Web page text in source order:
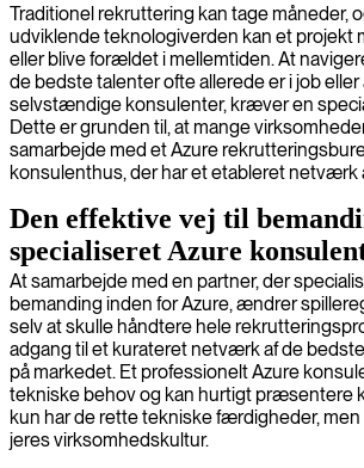
Traditionel rekruttering kan tage måneder,
udviklende teknologiverden kan et projekt
eller blive forældet i mellemtiden. At
de bedste talenter ofte allerede er i job
selvstændige konsulenter, kræver en
Dette er grunden til, at mange
samarbejde med et Azure
konsulenthus, der har et etableret netværk
Den effektive vej til
specialiseret Azure
At samarbejde med en partner, der
bemanding inden for Azure, ændrer
selv at skulle håndtere hele
adgang til et kurateret netværk af de
på markedet. Et professionelt Azure
tekniske behov og kan hurtigt præsentere
kun har de rette tekniske færdigheder, men
jeres virksomhedskultur.